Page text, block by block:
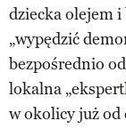
dziecka olejem i
„wypędzić
bezpośrednio
lokalna
w okolicy już od